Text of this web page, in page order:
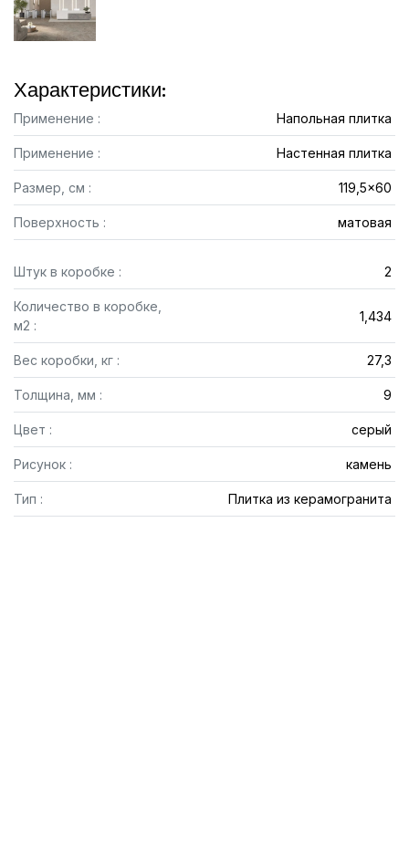
Характеристики:
Применение : Напольная плитка
Применение : Настенная плитка
Размер, см : 119,5x60
Поверхность : матовая
Штук в коробке : 2
Количество в коробке,
м2 :
1,434
Вес коробки, кг : 27,3
Толщина, мм : 9
Цвет : серый
Рисунок : камень
Тип : Плитка из керамогранита